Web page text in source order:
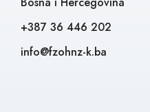
+387 36 446 202
info@fzohnz-k.ba